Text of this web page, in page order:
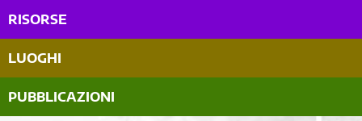
RISORSE
LUOGHI
PUBBLICAZIONI